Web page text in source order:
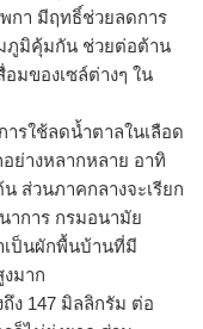
กา มีฤทธิ์ช่วยลดการ
ภูมิคุ้มกัน ช่วยต่อต้าน
มของเซล์ต่างๆ ใน
รใช้ลดน้ำตาลในเลือด
ย่างหลากหลาย อาทิ
ส่วนภาคกลางจะเรียก
าการ กรมอนามัย
เป็นผักพื้นบ้านที่มี
มาก
ง 147 มิลลิกรัม ต่อ